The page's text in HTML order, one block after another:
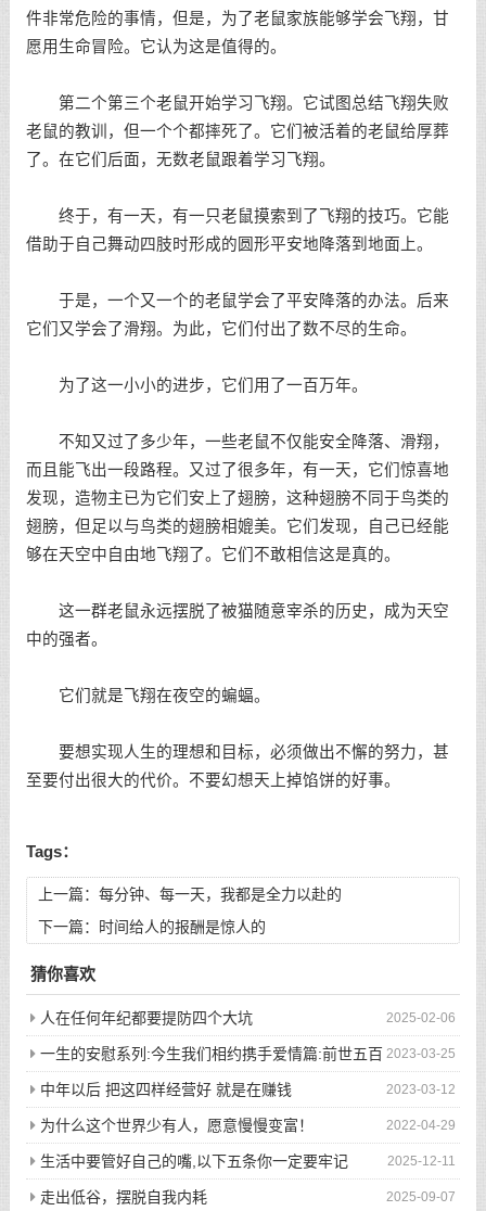
件非常危险的事情，但是，为了老鼠家族能够学会飞翔，甘
愿用生命冒险。它认为这是值得的。
第二个第三个老鼠开始学习飞翔。它试图总结飞翔失败
老鼠的教训，但一个个都摔死了。它们被活着的老鼠给厚葬
了。在它们后面，无数老鼠跟着学习飞翔。
终于，有一天，有一只老鼠摸索到了飞翔的技巧。它能
借助于自己舞动四肢时形成的圆形平安地降落到地面上。
于是，一个又一个的老鼠学会了平安降落的办法。后来
它们又学会了滑翔。为此，它们付出了数不尽的生命。
为了这一小小的进步，它们用了一百万年。
不知又过了多少年，一些老鼠不仅能安全降落、滑翔，
而且能飞出一段路程。又过了很多年，有一天，它们惊喜地
发现，造物主已为它们安上了翅膀，这种翅膀不同于鸟类的
翅膀，但足以与鸟类的翅膀相媲美。它们发现，自己已经能
够在天空中自由地飞翔了。它们不敢相信这是真的。
这一群老鼠永远摆脱了被猫随意宰杀的历史，成为天空
中的强者。
它们就是飞翔在夜空的蝙蝠。
要想实现人生的理想和目标，必须做出不懈的努力，甚
至要付出很大的代价。不要幻想天上掉馅饼的好事。
Tags：
上一篇： 每分钟、每一天，我都是全力以赴的
下一篇：
时间给人的报酬是惊人的
猜你喜欢
2025-02-06
人在任何年纪都要提防四个大坑
2023-03-25
一生的安慰系列:今生我们相约携手爱情篇:前世五百
次的回眸才换来今生的相遇
2023-03-12
中年以后 把这四样经营好 就是在赚钱
2022-04-29
为什么这个世界少有人，愿意慢慢变富！
2025-12-11
生活中要管好自己的嘴,以下五条你一定要牢记
2025-09-07
走出低谷，摆脱自我内耗